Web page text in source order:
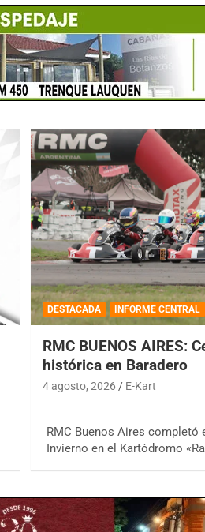
DESTACADA INFORME CENTRAL
RMC BUENOS AIRES:
histórica en Baradero
4 agosto, 2026 E-Kart
RMC Buenos Aires completó
Invierno en el Kartódromo